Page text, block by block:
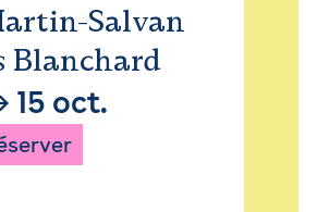
Salvan
Blanchard
15 oct.